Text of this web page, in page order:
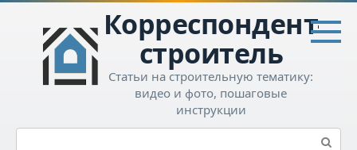
Перейти
контенту
Корреспондент-
строитель
Статьи на строительную тематику:
видео и фото, пошаговые
инструкции
Поиск: